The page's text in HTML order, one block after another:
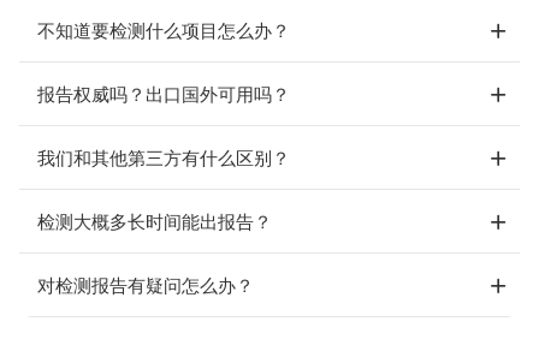
不知道要检测什么项目怎么办？
报告权威吗？出口国外可用吗？
我们和其他第三方有什么区别？
检测大概多长时间能出报告？
对检测报告有疑问怎么办？